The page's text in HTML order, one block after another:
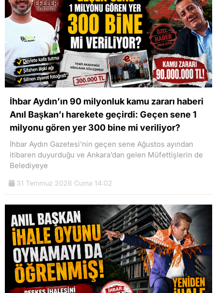
İhbar Aydın’ın 90 milyonluk kamu zararı haberi
Anıl Başkan’ı harekete geçirdi: Geçen sene 1
milyonu gören yer 300 bine mi veriliyor?
İhbar Aydın Gazetesi’nin geçen sene Ağustos ayından
itibaren duyurduğu ve Ankara’dan gelen Müfettişlerin de
Belediyeye
31 Temmuz 2026 Cuma 14:02